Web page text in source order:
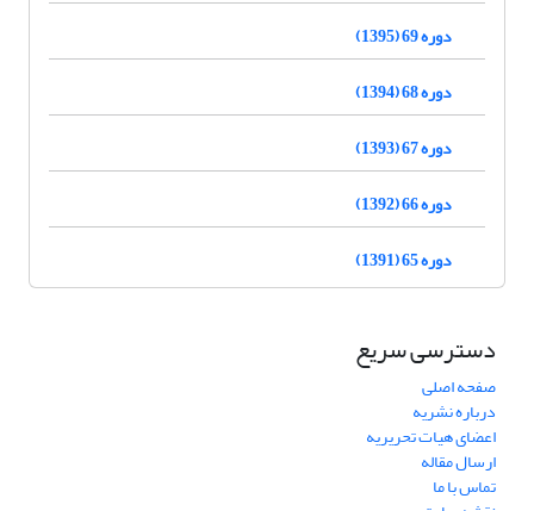
دوره 69 (1395)
دوره 68 (1394)
دوره 67 (1393)
دوره 66 (1392)
دوره 65 (1391)
دسترسی سریع
صفحه اصلی
درباره نشریه
اعضای هیات تحریریه
ارسال مقاله
تماس با ما